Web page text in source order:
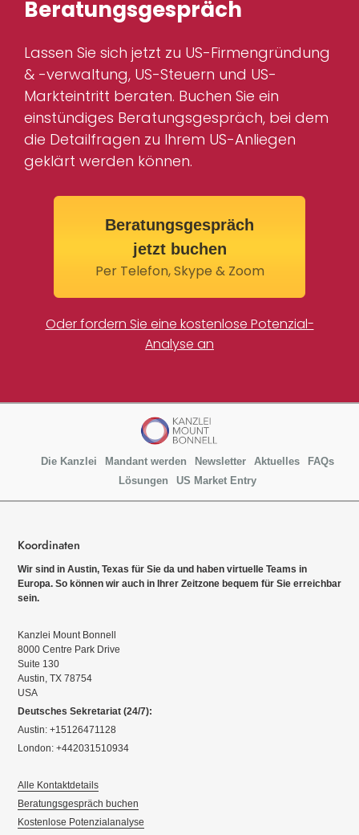
Beratungsgespräch
Lassen Sie sich jetzt zu US-Firmengründung
& -verwaltung, US-Steuern und US-
Markteintritt beraten. Buchen Sie ein
einstündiges Beratungsgespräch, bei dem
die Detailfragen zu Ihrem US-Anliegen
geklärt werden können.
Beratungsgespräch
jetzt buchen
Per Telefon, Skype & Zoom
Oder fordern Sie eine kostenlose Potenzial-
Analyse an
Die Kanzlei Mandant werden Newsletter Aktuelles
FAQs
Lösungen
US Market Entry
Koordinaten
Wir sind in Austin, Texas für Sie da und haben virtuelle Teams in
Europa. So können wir auch in Ihrer Zeitzone bequem für Sie erreichbar
sein.
Kanzlei Mount Bonnell
8000 Centre Park Drive
Suite 130
Austin, TX 78754
USA
Deutsches Sekretariat (24/7):
Austin: +15126471128
London: +442031510934
Alle Kontaktdetails
Beratungsgespräch buchen
Kostenlose Potenzialanalyse